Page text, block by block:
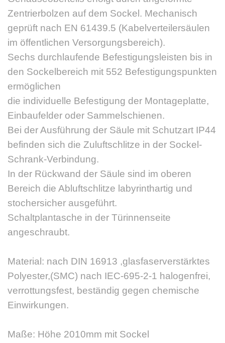
Zentrierbolzen auf dem Sockel. Mechanisch
geprüft nach EN 61439.5 (Kabelverteilersäulen
im öffentlichen Versorgungsbereich).
Sechs durchlaufende Befestigungsleisten bis in
den Sockelbereich mit 552 Befestigungspunkten
ermöglichen
die individuelle Befestigung der Montageplatte,
Einbaufelder oder Sammelschienen.
Bei der Ausführung der Säule mit Schutzart IP44
befinden sich die Zuluftschlitze in der Sockel-
Schrank-Verbindung.
In der Rückwand der Säule sind im oberen
Bereich die Abluftschlitze labyrinthartig und
stochersicher ausgeführt.
Schaltplantasche in der Türinnenseite
angeschraubt.
Material: nach DIN 16913 ,glasfaserverstärktes
Polyester,(SMC) nach IEC-695-2-1 halogenfrei,
verrottungsfest, beständig gegen chemische
Einwirkungen.
Maße: Höhe 2010mm mit Sockel